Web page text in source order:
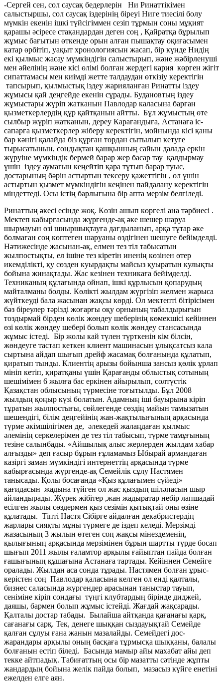
-Сергей сен, сол саусақ бедерлерін Ни Ринаттікімен
салыстыршы, сол саусақ іздерінің біреуі Ниге тиесілі болу
мүмкін екенін ішкі түйсігіммен сезіп тұрмын соны мұқият
қарашы әсіресе стақандардан деген соң , Қайратқа бұрылып
жұмыс бағытын өткенде орын алған пышақтау оқиғасымен
катар өрбітіп, уақыт хронологиясын жасап, бір күнде Нидің
екі қылмыс жасау мүмкіндігін салыстырып, және жәбірленуші
мен әйелінің және кісі өлімі болған жердегі кария көрген жігіт
сипаттамасы мен киімді жетте талдаудан өткізіу керектігін
тапсырып, қылмыстық іздеу жарияланған Ринатты іздеу
жұмысы қай деңгейде екенін сұрады. Будановтың іздеу
жұмыстары жүріп жатканын Павлодар каласына барған
қызметкерлердің құр қайтқанын айтты. Бұл жұмыстың өте
сылбыр жүріп жатканын, дереу Карағандыға, Астанаға іс-
сапарға қызметкерлер жіберу керектігін, мойнында кісі қаны
бар кәнігі қалайда біз құрған тордан сытылып кетуге
тырысатынын, сондықтан қашқынның сайын далада еркін
жүруіне мүмкіндік бермей барар жер басар тау қалдырмау
үшін іздеу аумағын кеңейтіп қара тұтып барар туыс,
достарының бәрін астыртын тексеру қажеттігін , ол үшін
астыртын қызмет мүмкіндігін кеңінен пайдалану керектігін
міндеттеді. Осы істің барлығына бір апта мерзім белгіледі.
Ринаттың әкесі есінде жоқ. Көзін ашып көргелі ана тәрбиесі .
Мектеп кабырғасында жүргенде-ақ әке шешер шаруа
шырмауын өзі шиыршықтауға дағдыланып, арқа тұтар әке
болмаған соң көптеген шаруаны өздігінен шешуге бейімделді.
Нәтижесінде жасынан-ақ, елмен тез тіл табысатын
жылпостықты, ел ішіне тез кіретін иненің көзінен өтер
икемділікті, қу сөзден куырдақты майсыз қуыратын кулықты
бойына жинақтады. Жас кезінен техникаға бейімделді.
Техниканың құлағында ойнап, ішкі құрлысын қопарудың
майталманы болды. Көлікті жылдам жүргізіп желмен жарыса
жүйткеуді бала жасынан жақсы көрді. Ол мектепті бітірісімен
бәз біреулер тәрізді жоғарғы оқу орнының табалдырығын
тоздырмай бірден көлік жөндеу шеберінің көмекшісі кейіннен
өзі көлік жөндеу шебері болып көлік жөндеу стансасында
жұмыс істеді. Бір жолы кай түлен түрткенін кім білсін,
жөндеуге тастап кеткен клиент машинасын ұлықсатсыз кала
сыртына айдап шығып дрейф жасамақ болғанында құлатып,
қиратып тынды. Клиентің арызы бойынша зансыз қөлік ұрлап
мініп кетіп, қиратқаны үшін Қарағанды облыстық сотының
шешімімен 6 жылға бас еркінен айырылып, солтүстік
Қазақстан облысының түрмесіне тоғытылды. Бұл 2008
жылдың қоңыр күзі болатын. Адамның іші бауырына кіріп
тұратын жылпостығы, сөйлегенде сөздің майын тамызатын
шешендігі, білім деңгейінің жан-жақтылығының арқасында
түрме әкімшілігімен де, әлекедей жалаңдаған қылмыс
әлемінің серкелерімен де тез тіл табысып, түрме тамұғының
тезіне салынбады. «Айшылық алыс жерлерден жылдам хабар
алғызды» деп ғасыр бұрын ғұламамыз Ыбырай армандаған
казіргі заман мүмкіндігі интернеттің арқасында түрме
кабырғасында жүргенде-ақ Семейлік сұлу Настямен
танысады. Қолы босағанда «Қыз құлағымен сүйеді»
қағидасын жадына түйген ол жас қыздың шіләпасын шыр
айландырады. Жүрек жібітер ,жан жадыратар небір лапшадай
есілген жылы сөздермен қыз сезімін қытықтай оны өзіне
құлатады. Тіпті Настя Сібірге айдалған декабристердің
жарлары сияқты мұны түрмеге де іздеп келеді. Мерзімді
жазасының 3 жылын өтеген соң жақсы мінездеменің,
қылығының арқасында мерзімінен бұрын шартты түрде босап
шығып 2011 жылы ғаламтор арқылы ғайыптан пайда болған
ғашығының құшағына Астанаға тартады. Кейіннен Семейге
оралады. Жылдан аса сонда тұрады. Настямен болған ұрыс-
керістен соң Павлодар қаласына келген ол енді қалталы,
бизнес саласында жүргендер арасынан таныстар тауып,
сеніміне кіріп сондағы түңгі клубтардың бірінде диджей,
даяшы, бармен болып жұмыс істейді. Жағдай жақсарады.
Қалталы достар табады. Былайша айтқанда қағанағы қарқ,
сағанағы сарқ. Тек, денеге шыққан сыздауықтай Семейде
қалған сұлуы ғана жанын мазалайды. Семейдегі дос-
жарандары арқылы оның басқаға тұрмысқа шыққаны, балалы
болғанын естіп біледі. Басында мамыр айы махабат айы деп
текке айтпадық. Табиғаттың осы бір мазатты сәтінде жұпты
жандардың бойына желік пайда болып, мазасыз күйге енетіні
ежелден елге аян.